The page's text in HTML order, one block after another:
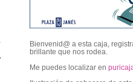
Bienvenid@ a esta caja,
brillante que nos rodea.
Me puedes localizar en